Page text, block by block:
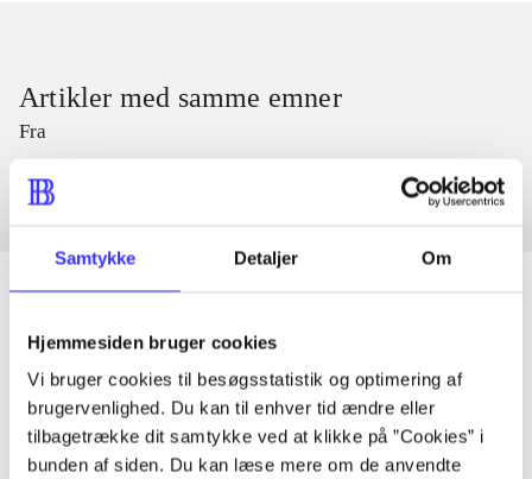
Samtykke Detaljer Om
Hjemmesiden bruger cookies
Vi bruger cookies til besøgsstatistik og optimering af
brugervenlighed. Du kan til enhver tid ændre eller
tilbagetrække dit samtykke ved at klikke på ”Cookies” i
bunden af siden. Du kan læse mere om de anvendte
Artikler med samme emner
Fra
Artikler
Alle registrerede artikler fordelt på udgivelser
...